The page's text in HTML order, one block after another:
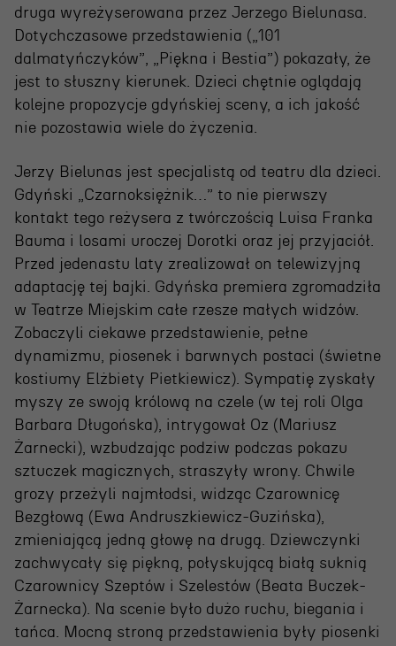
Aktualności
Dostępny Teatr Miejski
Wynajem scen i spektakli
Spektakle wyjazdowe
Sponsorzy
Kontakt & Zespół
Edukacja
Wydarzenia
Oferta edukacyjna
Polecamy
druga wyreżyserowana przez Jerzego Bielunasa.
Dotychczasowe przedstawienia („101
dalmatyńczyków”, „Piękna i Bestia”) pokazały, że
jest to słuszny kierunek. Dzieci chętnie oglądają
kolejne propozycje gdyńskiej sceny, a ich jakość
nie pozostawia wiele do życzenia.
Jerzy Bielunas jest specjalistą od teatru dla dzieci.
Gdyński „Czarnoksiężnik…” to nie pierwszy
kontakt tego reżysera z twórczością Luisa Franka
Bauma i losami uroczej Dorotki oraz jej przyjaciół.
Przed jedenastu laty zrealizował on telewizyjną
adaptację tej bajki. Gdyńska premiera zgromadziła
w Teatrze Miejskim całe rzesze małych widzów.
Zobaczyli ciekawe przedstawienie, pełne
dynamizmu, piosenek i barwnych postaci (świetne
kostiumy Elżbiety Pietkiewicz). Sympatię zyskały
myszy ze swoją królową na czele (w tej roli Olga
Barbara Długońska), intrygował Oz (Mariusz
Żarnecki), wzbudzając podziw podczas pokazu
sztuczek magicznych, straszyły wrony. Chwile
grozy przeżyli najmłodsi, widząc Czarownicę
Bezgłową (Ewa Andruszkiewicz-Guzińska),
zmieniającą jedną głowę na drugą. Dziewczynki
zachwycały się piękną, połyskującą białą suknią
Czarownicy Szeptów i Szelestów (Beata Buczek-
Żarnecka). Na scenie było dużo ruchu, biegania i
tańca. Mocną stroną przedstawienia były piosenki